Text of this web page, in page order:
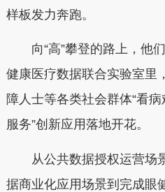
样板发力奔跑。
向“高”攀登的路上，他们
健康医疗数据联合实验室里
障人士等各类社会群体“看
服务”创新应用落地开花。
从公共数据授权运营场
据商业化应用场景到完成眼